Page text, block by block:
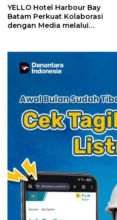
YELLO Hotel Harbour Bay
Batam Perkuat Kolaborasi
dengan Media melalui